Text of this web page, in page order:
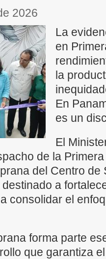
2026
La
en
la
En
es un
El
de la
del Centro
a
consolidar el
forma parte
que garantiza